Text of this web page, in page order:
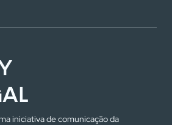
iniciativa de comunicação da